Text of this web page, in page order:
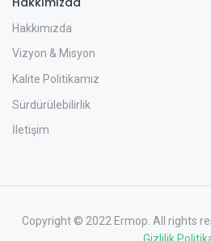
Hakkımızda
Vizyon & Misyon
Kalite Politikamız
Sürdürülebilirlik
İletişim
Copyright © 2022 Ermop. All rights